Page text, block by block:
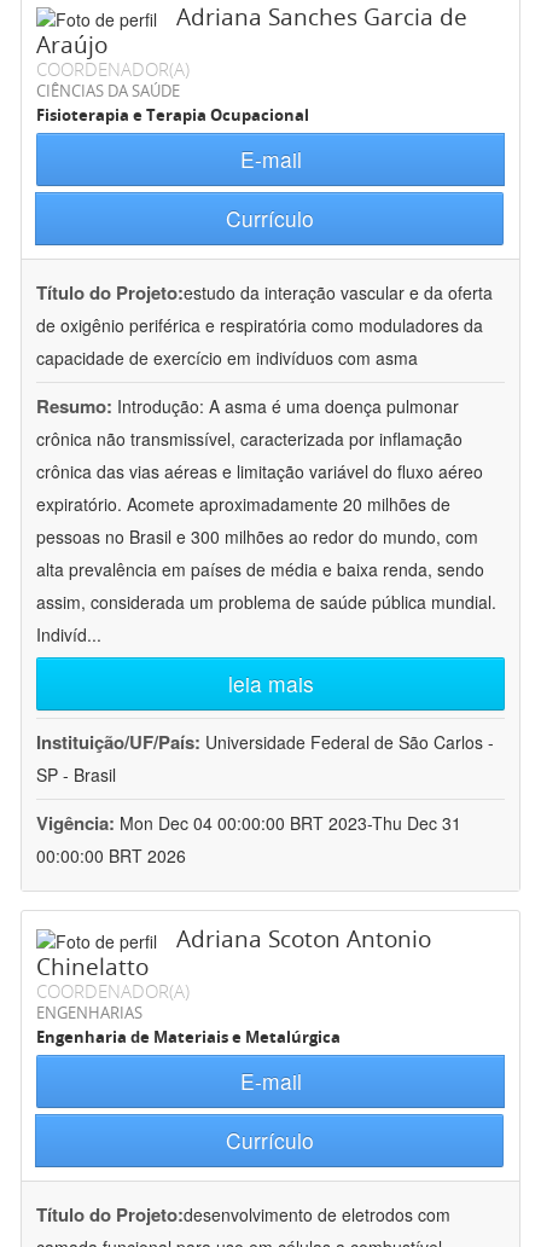
Adriana Sanches Garcia de
Araújo
COORDENADOR(A)
CIÊNCIAS DA SAÚDE
Fisioterapia e Terapia Ocupacional
E-mail
Currículo
Título do Projeto:estudo da interação vascular e da oferta
de oxigênio periférica e respiratória como moduladores da
capacidade de exercício em indivíduos com asma
Resumo: Introdução: A asma é uma doença pulmonar
crônica não transmissível, caracterizada por inflamação
crônica das vias aéreas e limitação variável do fluxo aéreo
expiratório. Acomete aproximadamente 20 milhões de
pessoas no Brasil e 300 milhões ao redor do mundo, com
alta prevalência em países de média e baixa renda, sendo
assim, considerada um problema de saúde pública mundial.
Indivíd...
leia mais
Instituição/UF/País: Universidade Federal de São Carlos -
SP - Brasil
Vigência: Mon Dec 04 00:00:00 BRT 2023-Thu Dec 31
00:00:00 BRT 2026
Adriana Scoton Antonio
Chinelatto
COORDENADOR(A)
ENGENHARIAS
Engenharia de Materiais e Metalúrgica
E-mail
Currículo
Título do Projeto:desenvolvimento de eletrodos com